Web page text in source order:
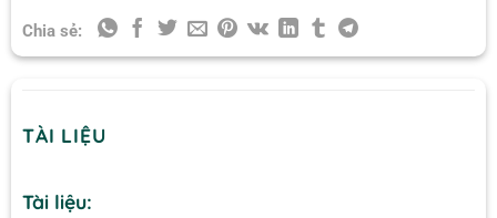
Chia sẻ:
TÀI LIỆU
Tài liệu: